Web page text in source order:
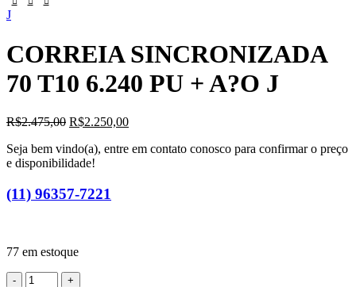
J
CORREIA SINCRONIZADA
70 T10 6.240 PU + A?O J
R$2.475,00 O
original
era:
R$2.250,00O
atual
Seja bem vindo(a), entre em contato conosco para confirmar o preço
e disponibilidade!
(11) 96357-7221
77 em estoque
CORREIA